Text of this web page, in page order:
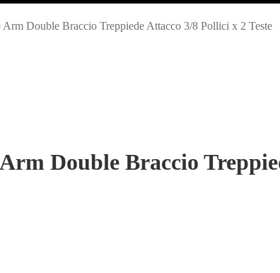
Double Braccio Treppiede Attacco 3/8 Pollici x 2 Teste
Double Braccio